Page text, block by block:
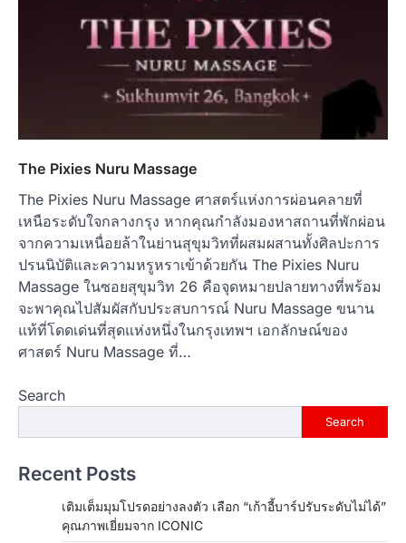
The Pixies Nuru Massage
The Pixies Nuru Massage ศาสตร์แห่งการผ่อนคลายที่
เหนือระดับใจกลางกรุง หากคุณกำลังมองหาสถานที่พักผ่อน
จากความเหนื่อยล้าในย่านสุขุมวิทที่ผสมผสานทั้งศิลปะการ
ปรนนิบัติและความหรูหราเข้าด้วยกัน The Pixies Nuru
Massage ในซอยสุขุมวิท 26 คือจุดหมายปลายทางที่พร้อม
จะพาคุณไปสัมผัสกับประสบการณ์ Nuru Massage ขนาน
แท้ที่โดดเด่นที่สุดแห่งหนึ่งในกรุงเทพฯ เอกลักษณ์ของ
ศาสตร์ Nuru Massage ที่…
Search
Search
Recent Posts
เติมเต็มมุมโปรดอย่างลงตัว เลือก “เก้าอี้บาร์ปรับระดับไม่ได้”
คุณภาพเยี่ยมจาก ICONIC